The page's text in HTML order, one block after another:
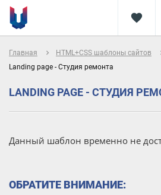
favorite
Главная navigate_next HTML+CSS шаблоны сайтов
Landing page - Студия ремонта
LANDING PAGE - СТУДИЯ
Данный шаблон временно не
ОБРАТИТЕ ВНИМАНИЕ: